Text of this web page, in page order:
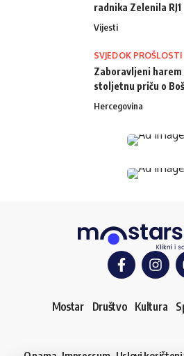
radnika Zelenila RJ1
Vijesti
SVJEDOK PROŠLOSTI
Zaboravljeni harem
stoljetnu priču o
Hercegovina
Mostar Društvo Kultura